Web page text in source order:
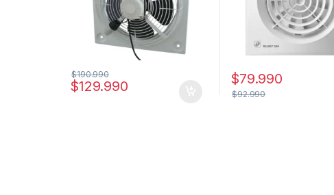
$129.990
$190.990 $79.990
$92.990